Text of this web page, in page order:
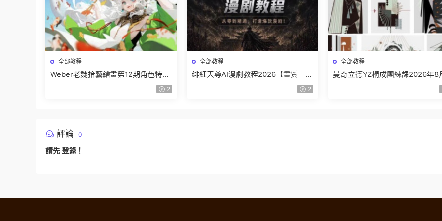
全部教程
Weber老魏拾藝繪畫第12期角色特訓
2
全部教程
绯紅天尊AI漫劇教程2026【畫質一般
2
全部教程
曼奇立德YZ構成團練課2026年8
評論 0
請先登錄 ！